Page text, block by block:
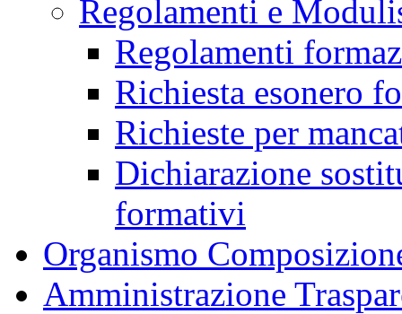
Regolamenti e
Regolamenti
Richiesta esonero
Richieste per
Dichiarazione
formativi
Organismo
Amministrazione